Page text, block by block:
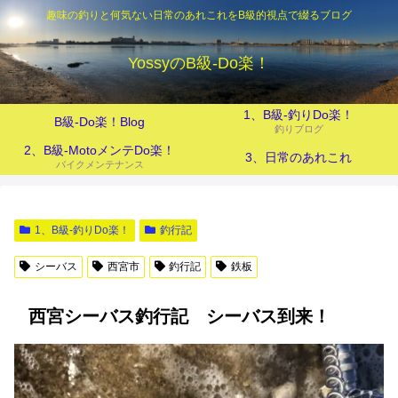
趣味の釣りと何気ない日常のあれこれをB級的視点で綴るブログ
YossyのB級‐Do楽！
B級-Do楽！Blog 1、B級-釣りDo楽！
釣りブログ
2、B級-MotoメンテDo楽！
バイクメンテナンス 3、日常のあれこれ
1、B級-釣りDo楽！ 釣行記
シーバス 西宮市 釣行記 鉄板
西宮シーバス釣行記 シーバス到来！